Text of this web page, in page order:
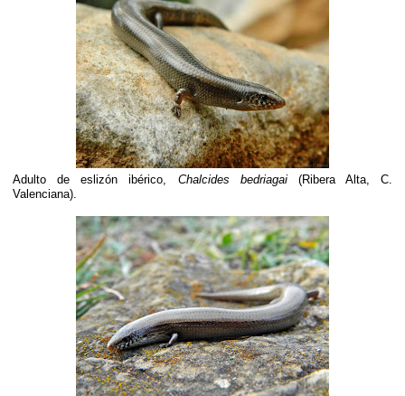
Adulto de eslizón ibérico, Chalcides bedriagai(Ribera Alta, C.
Valenciana).